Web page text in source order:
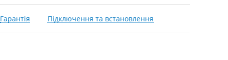
Гарантія Підключення та встановлення